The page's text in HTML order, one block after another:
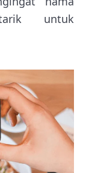
untuk